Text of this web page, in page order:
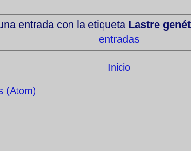
entrada con la etiqueta Lastre
entradas
Inicio
(Atom)